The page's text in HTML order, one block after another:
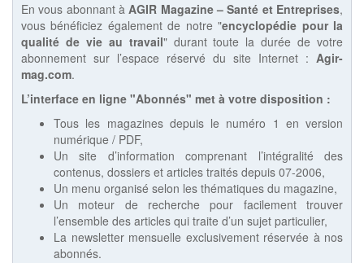
En vous abonnant àAGIR Magazine – Santé et Entreprises,
vous bénéficiez également de notre "encyclopédie pour la
qualité de vie au travail" durant toute la durée de votre
abonnement sur l’espace réservé du site Internet : Agir-
mag.com.
L’interface en ligne "Abonnés" met à votre disposition :
Tous les magazines depuis le numéro 1 en version
numérique / PDF,
Un site d’information comprenant l’intégralité des
contenus, dossiers et articles traités depuis 07-2006,
Un menu organisé selon les thématiques du magazine,
Un moteur de recherche pour facilement trouver
l’ensemble des articles qui traite d’un sujet particulier,
La newsletter mensuelle exclusivement réservée à nos
abonnés.